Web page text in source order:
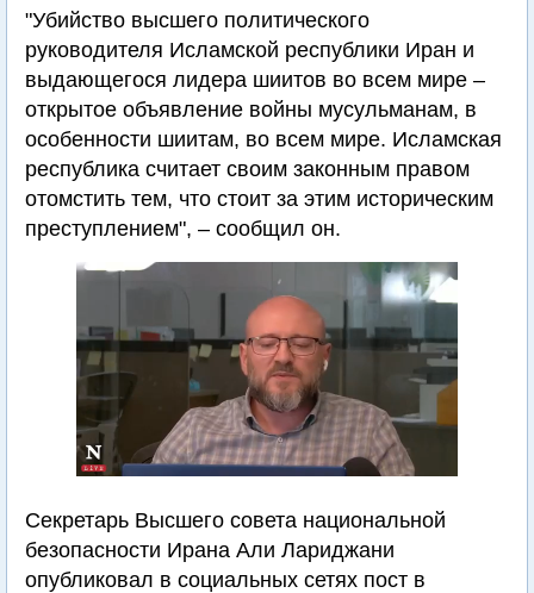
"Убийство высшего политического
руководителя Исламской республики Иран и
выдающегося лидера шиитов во всем мире –
открытое объявление войны мусульманам, в
особенности шиитам, во всем мире. Исламская
республика считает своим законным правом
отомстить тем, что стоит за этим историческим
преступлением", – сообщил он.
Секретарь Высшего совета национальной
безопасности Ирана Али Лариджани
опубликовал в социальных сетях пост в